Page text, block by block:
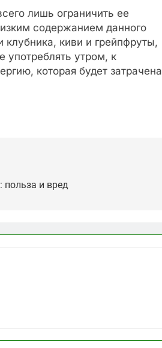
лишь ограничить ее
содержанием данного
киви и грейпфруты,
употреблять утром, к
которая будет затрачена
польза и вред